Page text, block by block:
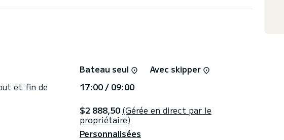
Heads, Inverter) dispose de 2 toilettes avec douche
voile sur enrouleur et d'un génois sur enrouleur. Il dispose
le bateau ou les conditions de location, vous pouvez envoyer
Un conseiller SamBoat répondra à vos questions et
Bateau seul
Avec skipper
et fin de
17:00 / 09:00
$2 888,50 (Gérée en direct par le
propriétaire)
Personnalisées